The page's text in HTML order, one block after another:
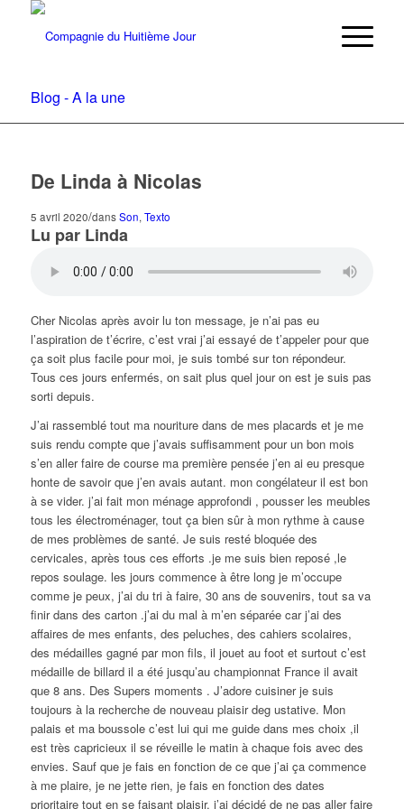
Blog - A la une
De Linda à Nicolas
5 avril 2020/dansSon, Texto
Lu par Linda
Cher Nicolas après avoir lu ton message, je n’ai pas eu
l’aspiration de t’écrire, c’est vrai j’ai essayé de t’appeler pour que
ça soit plus facile pour moi, je suis tombé sur ton répondeur.
Tous ces jours enfermés, on sait plus quel jour on est je suis pas
sorti depuis.
J’ai rassemblé tout ma nouriture dans de mes placards et je me
suis rendu compte que j’avais suffisamment pour un bon mois
s’en aller faire de course ma première pensée j’en ai eu presque
honte de savoir que j’en avais autant. mon congélateur il est bon
à se vider. j’ai fait mon ménage approfondi , pousser les meubles
tous les électroménager, tout ça bien sûr à mon rythme à cause
de mes problèmes de santé. Je suis resté bloquée des
cervicales, après tous ces efforts .je me suis bien reposé ,le
repos soulage. les jours commence à être long je m’occupe
comme je peux, j’ai du tri à faire, 30 ans de souvenirs, tout sa va
finir dans des carton .j’ai du mal à m’en séparée car j’ai des
affaires de mes enfants, des peluches, des cahiers scolaires,
des médailles gagné par mon fils, il jouet au foot et surtout c’est
médaille de billard il a été jusqu’au championnat France il avait
que 8 ans. Des Supers moments . J’adore cuisiner je suis
toujours à la recherche de nouveau plaisir deg ustative. Mon
palais et ma boussole c’est lui qui me guide dans mes choix ,il
est très capricieux il se réveille le matin à chaque fois avec des
envies. Sauf que je fais en fonction de ce que j’ai ça commence
à me plaire, je ne jette rien, je fais en fonction des dates
prioritaire tout en se faisant plaisir. j’ai décidé de ne pas aller faire